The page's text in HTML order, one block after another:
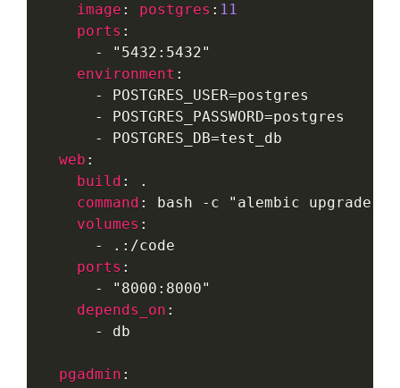
image : postgres : 11
ports :
-
"5432:5432"
environment :
-
POSTGRES_USER=postgres
-
POSTGRES_PASSWORD=postgres
-
POSTGRES_DB=test_db
web :
build :
.
command : bash -c
"alembic upgrade
volumes :
-
. : /code
ports :
-
"8000:8000"
depends_on :
-
db
pgadmin :